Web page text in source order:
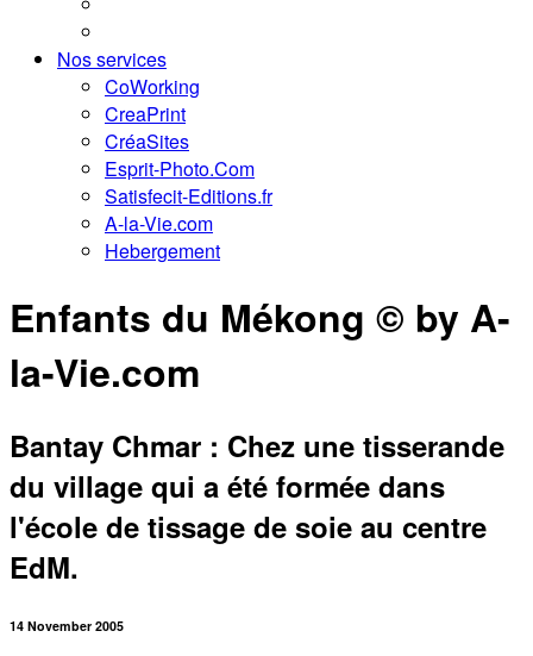
Nos services
CoWorking
CreaPrint
CréaSites
Esprit-Photo.Com
Satisfecit-Editions.fr
A-la-Vie.com
Hebergement
Enfants du Mékong © by A-
la-Vie.com
Bantay Chmar : Chez une tisserande
du village qui a été formée dans
l'école de tissage de soie au centre
EdM.
14 November 2005